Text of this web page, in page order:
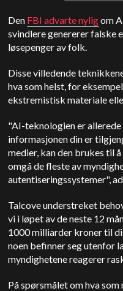
Den FBI advarte nyligom
svindlere genererer falske
løsepenger av folk.
Disse villedende
hva som helst, for
ekstremistisk materiale
"AI-teknologien er allerede
informasjonen din er
medier, kan den brukes til
omgå de fleste av
autentiseringssystemer",
Talcove understreket
vi i løpet av de neste 12
1000 milliarder kroner til
noen befinner seg utenfor
myndighetene reagerer
På spørsmålet om hva